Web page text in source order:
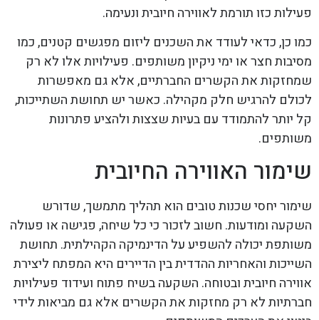
פעילות כזו תורמת לאווירה חיובית ונעימה.
כמו כן, כדאי לעודד את השכנים ליזום מפגשים קטנים, כמו
מסיבות חצר או ימי ניקיון משותפים. פעילויות אלו לא רק
שמחזקות את הקשרים החברתיים, אלא גם מאפשרות
לכולם להרגיש חלק מקהילה. כאשר יש תחושת השתייכות,
קל יותר להתמודד עם בעיות שצצות ולהציע פתרונות
משותפים.
שימור האווירה החיובית
שימור יחסי שכנות טובים הוא תהליך מתמשך, שדורש
השקעה ומודעות. חשוב לזכור כי כל שיחה, פגישה או פעולה
משותפת יכולה להשפיע על הדינמיקה הקהילתית. תחושת
השייכות והאחריות ההדדית בין הדיירים היא המפתח ליצירת
אווירה חיובית ובטוחה. השקעה בשיח פתוח ועידוד פעילויות
חברתיות לא רק מחזקות את הקשרים אלא גם מביאות לידי